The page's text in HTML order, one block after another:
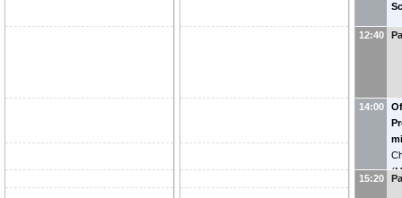
(
12:40
14:00
(
15:20